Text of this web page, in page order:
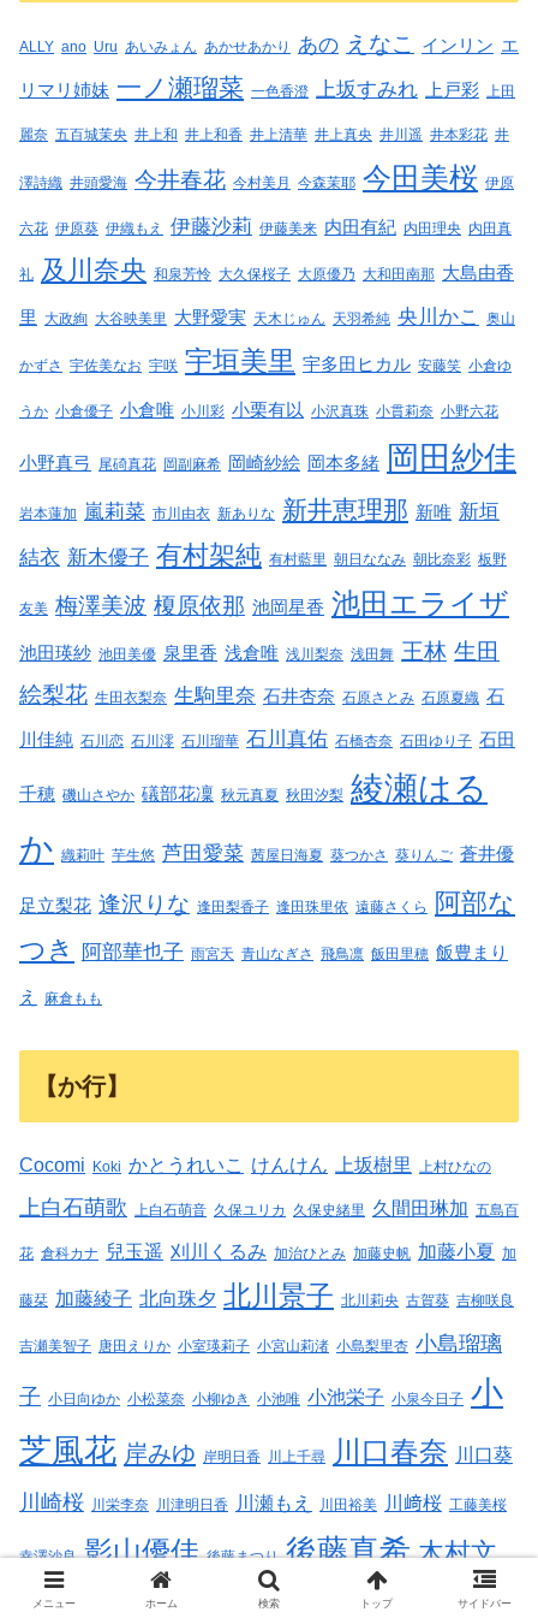
ALLY ano Uru あいみょん あかせあかり あの えなこ インリン エ
リマリ姉妹 一ノ瀬瑠菜 一色香澄 上坂すみれ 上戸彩 上田
麗奈 五百城茉央 井上和 井上和香 井上清華 井上真央 井川遥 井本彩花 井
澤詩織 井頭愛海 今井春花 今村美月 今森茉耶 今田美桜 伊原
六花 伊原葵 伊織もえ 伊藤沙莉 伊藤美来 内田有紀 内田理央 内田真
礼 及川奈央 和泉芳怜 大久保桜子 大原優乃 大和田南那 大島由香
里 大政絢 大谷映美里 大野愛実 天木じゅん 天羽希純 央川かこ 奥山
かずさ 宇佐美なお 宇咲 宇垣美里 宇多田ヒカル 安藤笑 小倉ゆ
うか 小倉優子 小倉唯 小川彩 小栗有以 小沢真珠 小貫莉奈 小野六花
小野真弓 尾碕真花 岡副麻希 岡崎紗絵 岡本多緒 岡田紗佳
岩本蓮加 嵐莉菜 市川由衣 新ありな 新井恵理那 新唯 新垣
結衣 新木優子 有村架純 有村藍里 朝日ななみ 朝比奈彩 板野
友美 梅澤美波 榎原依那 池岡星香 池田エライザ
池田瑛紗 池田美優 泉里香 浅倉唯 浅川梨奈 浅田舞 王林 生田
絵梨花 生田衣梨奈 生駒里奈 石井杏奈 石原さとみ 石原夏織 石
川佳純 石川恋 石川澪 石川瑠華 石川真佑 石橋杏奈 石田ゆり子 石田
千穂 磯山さやか 礒部花凜 秋元真夏 秋田汐梨 綾瀬はる
か 織莉叶 芋生悠 芦田愛菜 茜屋日海夏 葵つかさ 葵りんご 蒼井優
足立梨花 逢沢りな 逢田梨香子 逢田珠里依 遠藤さくら
阿部な
つき 阿部華也子 雨宮天 青山なぎさ 飛鳥凛 飯田里穂 飯豊まり
え 麻倉もも
【か行】
Cocomi Koki かとうれいこ けんけん 上坂樹里 上村ひなの
上白石萌歌 上白石萌音 久保ユリカ 久保史緒里 久間田琳加 五島百
花 倉科カナ 兒玉遥 刈川くるみ 加治ひとみ 加藤史帆 加藤小夏 加
藤栞 加藤綾子 北向珠夕 北川景子 北川莉央 古賀葵 吉柳咲良
吉瀬美智子 唐田えりか 小室瑛莉子 小宮山莉渚 小島梨里杏 小島瑠璃
子 小日向ゆか 小松菜奈 小柳ゆき 小池唯 小池栄子 小泉今日子 小
芝風花 岸みゆ 岸明日香 川上千尋 川口春奈 川口葵
川崎桜 川栄李奈 川津明日香 川瀬もえ 川田裕美 川﨑桜 工藤美桜
幸澤沙良 影山優佳 後藤まつり 後藤真希 木村文
乃 木村有希 木村萌那 桑子真帆 椛島光 楓カレン 楠木ともり
メニュー ホーム 検索 トップ サイドバー